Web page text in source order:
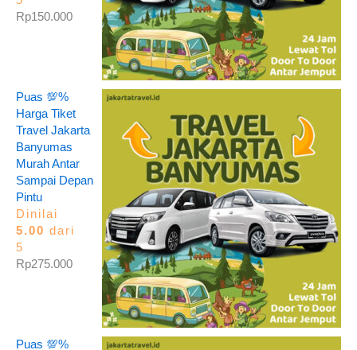
Rp150.000
Puas 💯%
Harga Tiket
Travel Jakarta
Banyumas
Murah Antar
Sampai Depan
Pintu
Dinilai
5.00 dari
5
Rp275.000
Puas 💯%